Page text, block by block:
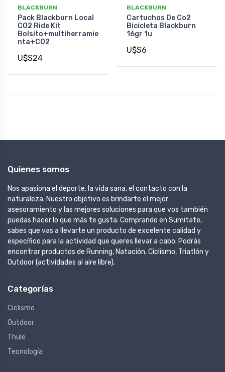
BLACKBURN
Pack Blackburn Local
CO2 Ride Kit
Bolsito+multiherramie
nta+CO2
U$S24
BLACKBURN
Cartuchos De Co2
Bicicleta Blackburn
16gr 1u
U$S6
Quienes somos
Nos apasiona el deporte, la vida sana, el contacto con la
naturaleza. Nuestro objetivo es brindarte el mejor
asesoramiento y las mejores soluciones para que vos también
puedas hacer lo que más te gusta. Comprando en Sumitate,
sabes que vas a llevarte un producto de excelente calidad y
específico para la actividad que queres llevar a cabo. Podrás
encontrar productos de Running, Natación, Ciclismo, Triatlón y
Outdoor (actividades al aire libre).
Categorías
Ciclismo
Outdoor
Thule
Tecnología